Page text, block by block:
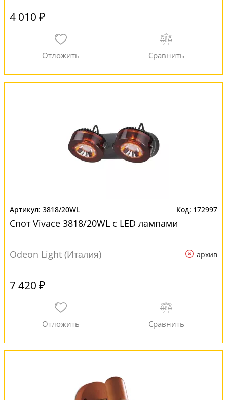
4 010 ₽
3818/20WL 172997
Спот Vivace 3818/20WL с LED лампами
Odeon Light (Италия) архив
7 420 ₽